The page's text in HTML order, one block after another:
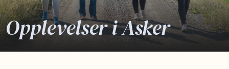
Opplevelser i Asker